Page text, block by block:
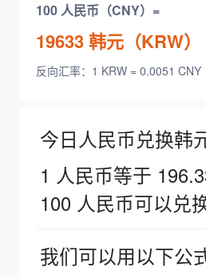
100 人民币（CNY）=
19633韩元（KRW）
反向汇率：1 KRW = 0.0051 CNY
今日人民币兑换韩
1 人民币等于
100 人民币可以兑
我们可以用以下公